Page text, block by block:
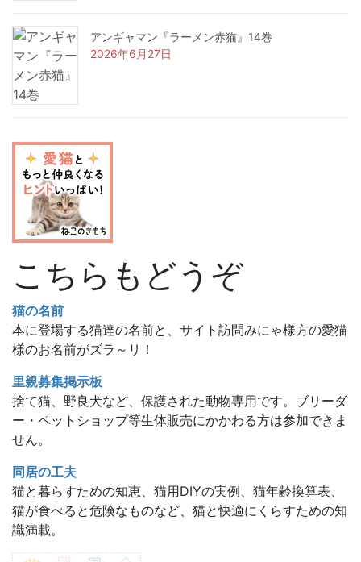
アンギャマン『ラーメン赤猫』14巻
2026年6月27日
こちらもどうぞ
猫の名前
本に登場する猫達の名前と、サイト訪問みにゃ様方の愛猫
様のお名前がズラ～リ！
里親募集掲示板
捨て猫、野良犬など、保護された動物専用です。ブリーダ
ー・ペットショップ等生体販売にかかわる方は参加できま
せん。
同居の工夫
猫と暮らすための知恵、猫用DIYの実例、猫年齢換算表、
猫が食べると危険なものなど、猫と快適にくらすための知
識満載。